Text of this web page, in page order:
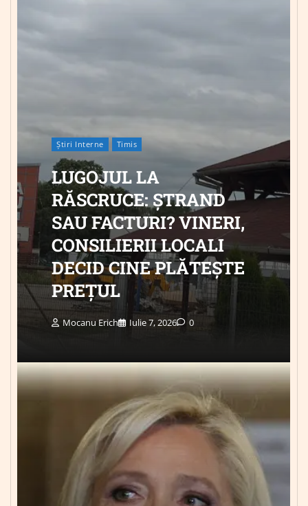
Știri Interne Timis
LUGOJUL LA
RĂSCRUCE: ȘTRAND
SAU FACTURI? VINERI,
CONSILIERII LOCALI
DECID CINE PLĂTEȘTE
PREȚUL
Mocanu Erich Iulie 7, 2026 0